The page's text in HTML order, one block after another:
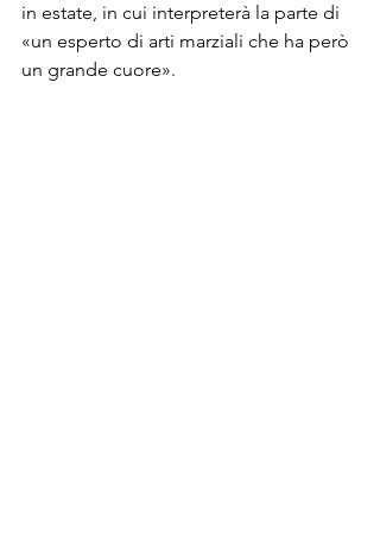
in estate, in cui interpreterà la parte di
«un esperto di arti marziali che ha però
un grande cuore».